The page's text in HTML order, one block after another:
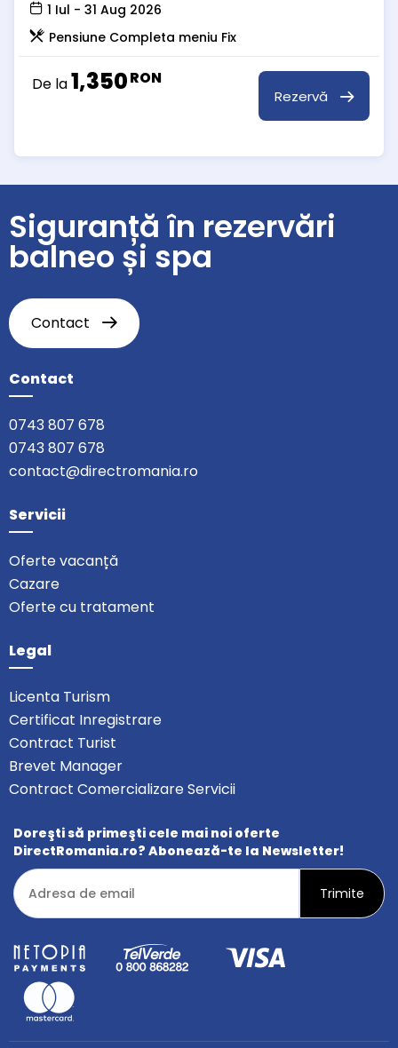
1 Iul - 31 Aug 2026
Pensiune Completa meniu Fix
De la1,350RON
Rezervă
Siguranță în rezervări
balneo și spa
Contact
Contact
0743 807 678
0743 807 678
contact@directromania.ro
Servicii
Oferte vacanță
Cazare
Oferte cu tratament
Legal
Licenta Turism
Certificat Inregistrare
Contract Turist
Brevet Manager
Contract Comercializare Servicii
Doreşti să primeşti cele mai noi oferte
DirectRomania.ro? Abonează-te la Newsletter!